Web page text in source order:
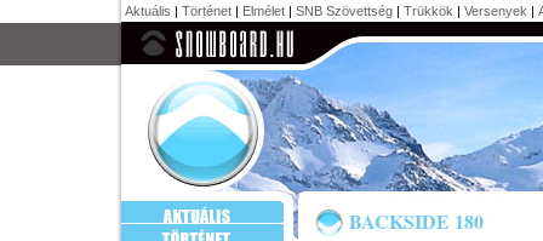
Aktuális | Történet | Elmélet | SNB Szövettség | Trükkök | Versenyek |
BACKSIDE 180